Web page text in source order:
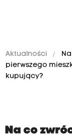
Aktualności
pierwszego
kupujący?
Na co